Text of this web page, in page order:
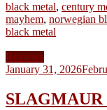
black metal, century
mayhem, norwegian
black metal
Reviews
January 31, 2026
SLAGMAUR